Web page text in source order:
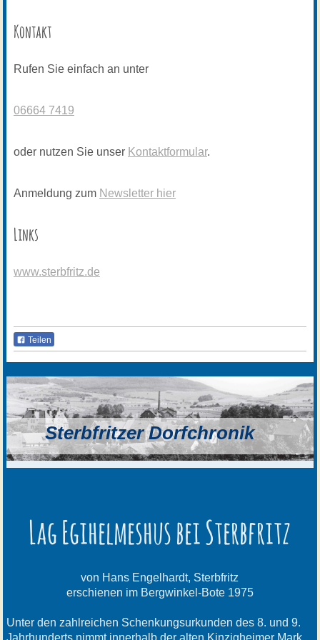
Kontakt
Rufen Sie einfach an unter
06664 7419
oder nutzen Sie unser Kontaktformular.
Anmeldung zum Newsletter hier
Links
www.sterbfritz.de
Teilen
Sterbfritzer Dorfchronik
Lag Egihelmeshus bei Sterbfritz
von Hans Engelhardt, Sterbfritz
erschienen im Bergwinkel-Bote 1975
Unter den zahlreichen Schenkungsurkunden des 8. und 9.
Jahrhunderts nimmt innerhalb der alten Kinzigheimer Mark